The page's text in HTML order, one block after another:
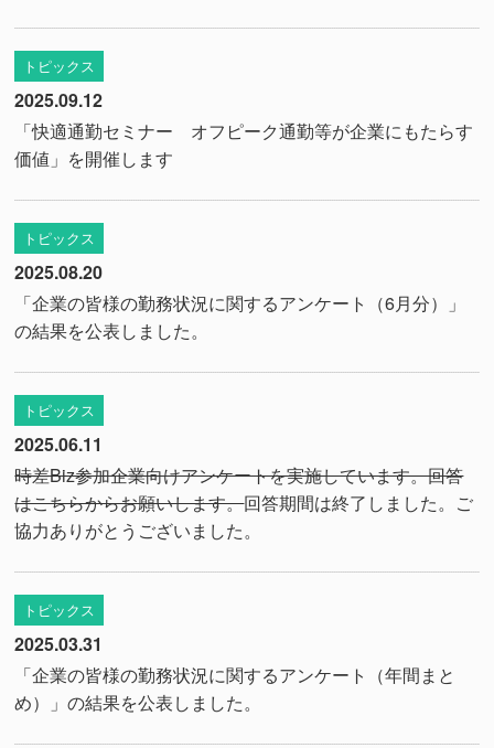
トピックス
2025.09.12
「快適通勤セミナー オフピーク通勤等が企業にもたらす
価値」を開催します
トピックス
2025.08.20
「企業の皆様の勤務状況に関するアンケート（6月分）」
の結果を公表しました。
トピックス
2025.06.11
時差Biz参加企業向けアンケートを実施しています。回答
はこちらからお願いします。回答期間は終了しました。ご
協力ありがとうございました。
トピックス
2025.03.31
「企業の皆様の勤務状況に関するアンケート（年間まと
め）」の結果を公表しました。